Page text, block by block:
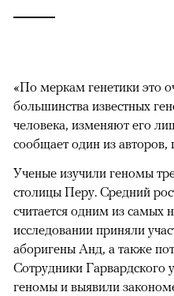
«По меркам генетики это
большинства известных
человека, изменяют его
сообщает один из
Ученые изучили геномы
столицы Перу. Средний
считается одним из самых
исследовании приняли
аборигены Анд, а также
Сотрудники Гарвардского
геномы и выявили